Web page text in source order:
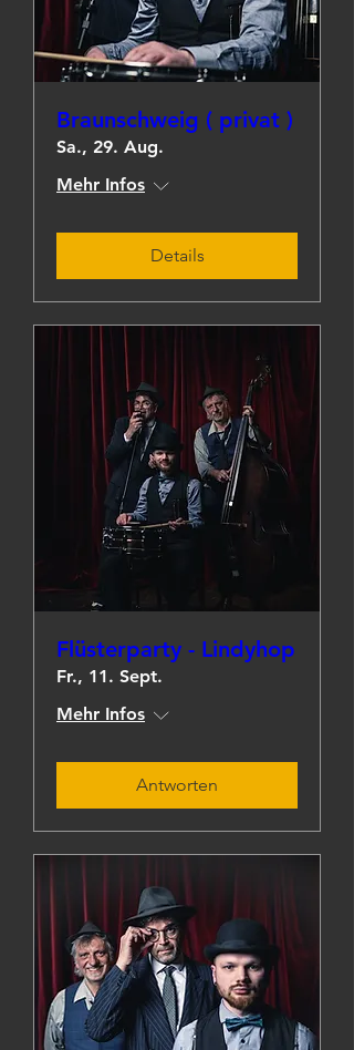
Braunschweig ( privat )
Sa., 29. Aug.
Mehr Infos
Details
Flüsterparty - Lindyhop
Fr., 11. Sept.
Mehr Infos
Antworten